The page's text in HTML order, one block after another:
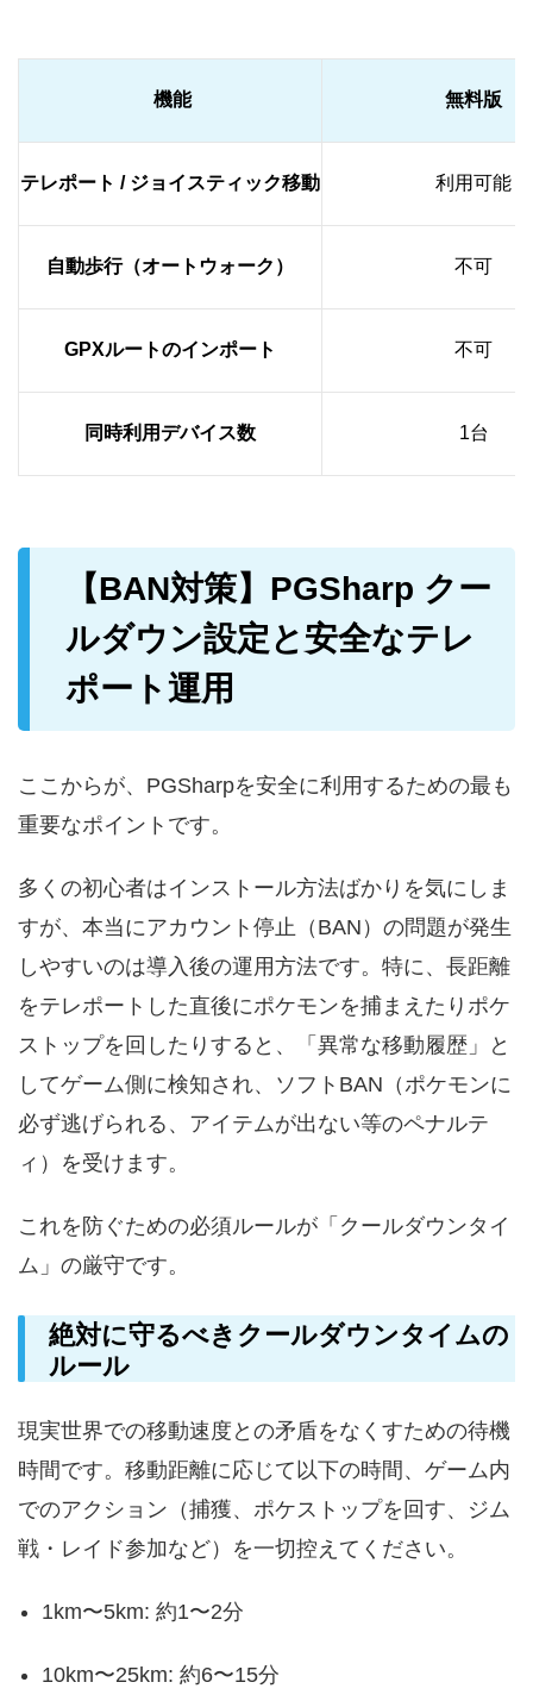
機能 無料版
テレポート / ジョイスティック移動 利用可能
自動歩行（オートウォーク） 不可
GPXルートのインポート 不可
同時利用デバイス数 1台
【BAN対策】PGSharp クー
ルダウン設定と安全なテレ
ポート運用
ここからが、PGSharpを安全に利用するための最も
重要なポイントです。
多くの初心者はインストール方法ばかりを気にしま
すが、本当にアカウント停止（BAN）の問題が発生
しやすいのは導入後の運用方法です。特に、長距離
をテレポートした直後にポケモンを捕まえたりポケ
ストップを回したりすると、「異常な移動履歴」と
してゲーム側に検知され、ソフトBAN（ポケモンに
必ず逃げられる、アイテムが出ない等のペナルテ
ィ）を受けます。
これを防ぐための必須ルールが「クールダウンタイ
ム」の厳守です。
絶対に守るべきクールダウンタイムの
ルール
現実世界での移動速度との矛盾をなくすための待機
時間です。移動距離に応じて以下の時間、ゲーム内
でのアクション（捕獲、ポケストップを回す、ジム
戦・レイド参加など）を一切控えてください。
1km〜5km: 約1〜2分
10km〜25km: 約6〜15分